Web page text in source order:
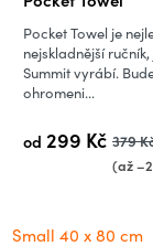
od 299 Kč 379
(až
Pocket Towel je
nejskladnější
Summit vyrábí.
ohromeni...
Small 40 x 80 cm